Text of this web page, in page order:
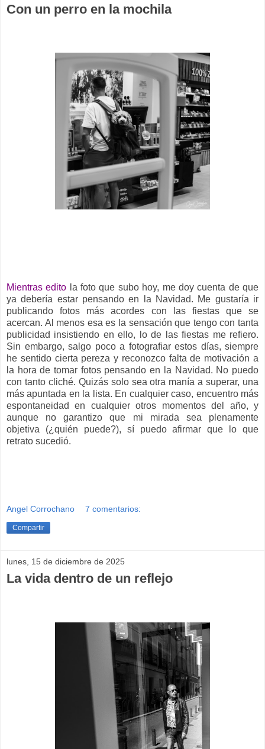
Con un perro en la mochila
Mientras edito la foto que subo hoy, me doy cuenta de que
ya debería estar pensando en la Navidad. Me gustaría ir
publicando fotos más acordes con las fiestas que se
acercan. Al menos esa es la sensación que tengo con tanta
publicidad insistiendo en ello, lo de las fiestas me refiero.
Sin embargo, salgo poco a fotografiar estos días, siempre
he sentido cierta pereza y reconozco falta de motivación a
la hora de tomar fotos pensando en la Navidad. No puedo
con tanto cliché. Quizás solo sea otra manía a superar, una
más apuntada en la lista. En cualquier caso, encuentro más
espontaneidad en cualquier otros momentos del año, y
aunque no garantizo que mi mirada sea plenamente
objetiva (¿quién puede?), sí puedo afirmar que lo que
retrato sucedió.
Angel Corrochano 7 comentarios:
Compartir
lunes, 15 de diciembre de 2025
La vida dentro de un reflejo